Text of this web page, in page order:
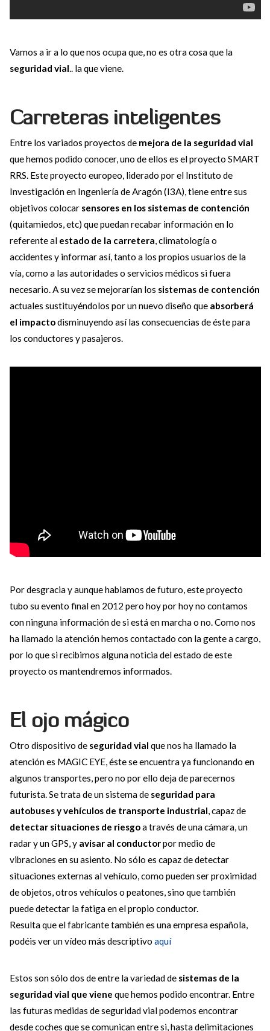
Vamos a ir a lo que nos ocupa que, no es otra cosa que la
seguridad vial.. la que viene.
Carreteras inteligentes
Entre los variados proyectos de mejora de la seguridad vial
que hemos podido conocer, uno de ellos es el proyecto SMART
RRS. Este proyecto europeo, liderado por el Instituto de
Investigación en Ingeniería de Aragón (I3A), tiene entre sus
objetivos colocar sensores en los sistemas de contención
(quitamiedos, etc) que puedan recabar información en lo
referente al estado de la carretera, climatología o
accidentes y informar así, tanto a los propios usuarios de la
vía, como a las autoridades o servicios médicos si fuera
necesario. A su vez se mejorarían los sistemas de contención
actuales sustituyéndolos por un nuevo diseño que absorberá
el impactodisminuyendo así las consecuencias de éste para
los conductores y pasajeros.
Por desgracia y aunque hablamos de futuro, este proyecto
tubo su evento final en 2012 pero hoy por hoy no contamos
con ninguna información de si está en marcha o no. Como nos
ha llamado la atención hemos contactado con la gente a cargo,
por lo que si recibimos alguna noticia del estado de este
proyecto os mantendremos informados.
El ojo mágico
Otro dispositivo deseguridad vial que nos ha llamado la
atención es MAGIC EYE, éste se encuentra ya funcionando en
algunos transportes, pero no por ello deja de parecernos
futurista. Se trata de un sistema de seguridad para
autobuses y vehículos de transporte industrial, capaz de
detectar situaciones de riesgoa través de una cámara, un
radar y un GPS, y avisar al conductorpor medio de
vibraciones en su asiento. No sólo es capaz de detectar
situaciones externas al vehículo, como pueden ser proximidad
de objetos, otros vehículos o peatones, sino que también
puede detectar la fatiga en el propio conductor.
Resulta que el fabricante también es una empresa española,
podéis ver un vídeo más descriptivo aquí
Estos son sólo dos de entre la variedad de sistemas de la
seguridad vial que viene que hemos podido encontrar. Entre
las futuras medidas de seguridad vial podemos encontrar
desde coches que se comunican entre si, hasta delimitaciones